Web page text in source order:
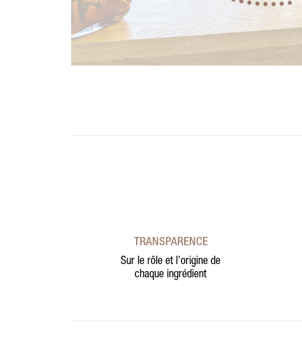
TRANSPARENCE
Sur le rôle et l’origine de
chaque ingrédient